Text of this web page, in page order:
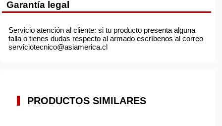
Garantía legal
Servicio atención al cliente: si tu producto presenta alguna
falla o tienes dudas respecto al armado escríbenos al correo
serviciotecnico@asiamerica.cl
PRODUCTOS SIMILARES